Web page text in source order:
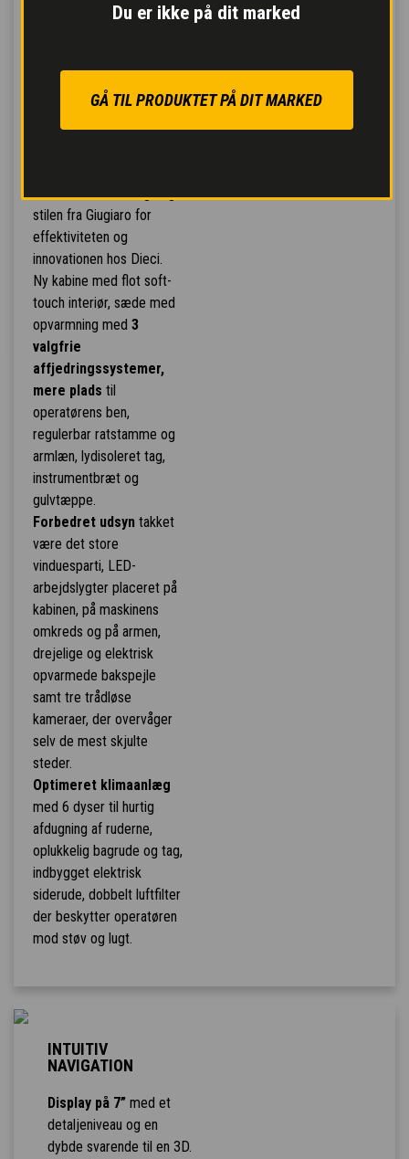
Du er ikke på dit marked
GÅ TIL PRODUKTET PÅ DIT MARKED
Det eksklusive design og
stilen fra Giugiaro for
effektiviteten og
innovationen hos Dieci.
Ny kabine med flot soft-
touch interiør, sæde med
opvarmning med 3
valgfrie
affjedringssystemer,
mere plads til
operatørens ben,
regulerbar ratstamme og
armlæn, lydisoleret tag,
instrumentbræt og
gulvtæppe.
Forbedret udsyntakket
være det store
vinduesparti, LED-
arbejdslygter placeret på
kabinen, på maskinens
omkreds og på armen,
drejelige og elektrisk
opvarmede bakspejle
samt tre trådløse
kameraer, der overvåger
selv de mest skjulte
steder.
Optimeret klimaanlæg
med 6 dyser til hurtig
afdugning af ruderne,
oplukkelig bagrude og tag,
indbygget elektrisk
siderude, dobbelt luftfilter
der beskytter operatøren
mod støv og lugt.
INTUITIV
NAVIGATION
Display på 7” med et
detaljeniveau og en
dybde svarende til en 3D.